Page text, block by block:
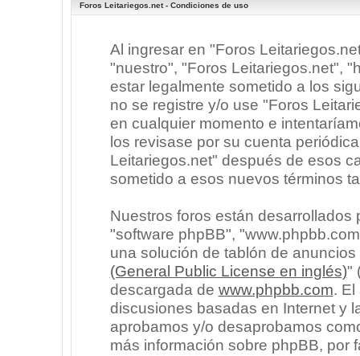
Foros Leitariegos.net - Condiciones de uso
Al ingresar en "Foros
"nuestro", "Foros Leitariegos.net",
estar legalmente sometido a los
no se registre y/o use "Foros
en cualquier momento e
los revisase por su cuenta
Leitariegos.net" después de esos
sometido a esos nuevos términos
Nuestros foros están
"software phpBB",
una solución de tablón de
(General Public License en inglés)"
descargada de www.phpbb.com. El
discusiones basadas en Internet y
aprobamos y/o desaprobamos
más información sobre phpBB, por